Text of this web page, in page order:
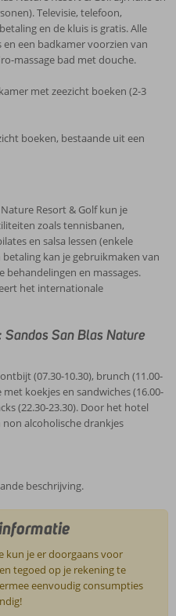
Televisie, telefoon,
en de kluis is gratis. Alle
een badkamer voorzien van
massage bad met douche.
met zeezicht boeken (2-3
boeken, bestaande uit een
Resort & Golf kun je
zoals tennisbanen,
en salsa lessen (enkele
kan je gebruikmaken van
behandelingen en massages.
het internationale
San Blas Nature
(07.30-10.30), brunch (11.00-
koekjes en sandwiches (16.00-
(22.30-23.30). Door het hotel
non alcoholische drankjes
beschrijving.
kun je er doorgaans voor
tegoed op je rekening te
eenvoudig consumpties